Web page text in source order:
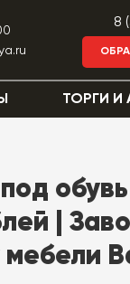
8
ТОРГИ И
|
мебели